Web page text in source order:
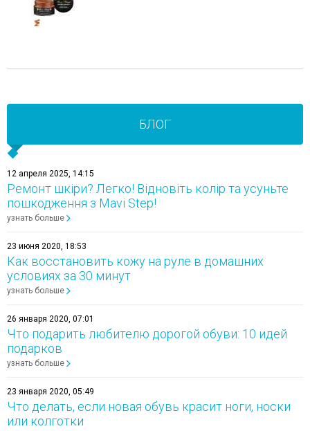
БЛОГ
12 апреля 2025, 14:15
Ремонт шкіри? Легко! Відновіть колір та усуньте
пошкодження з Mavi Step!
узнать больше
23 июня 2020, 18:53
Как восстановить кожу на руле в домашних
условиях за 30 минут
узнать больше
26 января 2020, 07:01
Что подарить любителю дорогой обуви: 10 идей
подарков
узнать больше
23 января 2020, 05:49
Что делать, если новая обувь красит ноги, носки
или колготки